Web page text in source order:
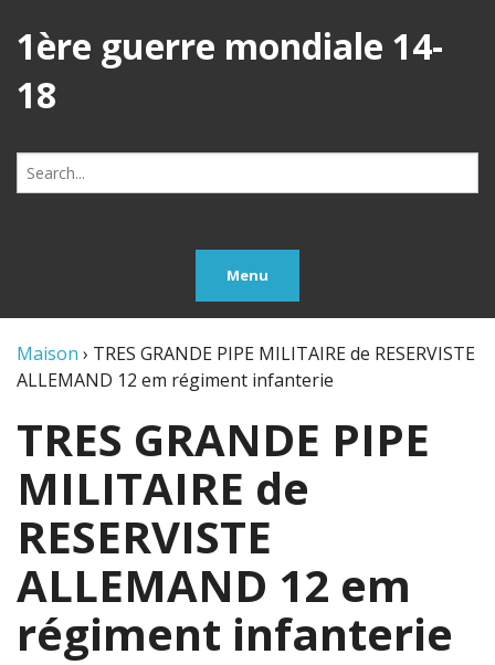
1ère guerre mondiale 14-
18
Search
for:
Menu
Maison › TRES GRANDE PIPE MILITAIRE de RESERVISTE
ALLEMAND 12 em régiment infanterie
TRES GRANDE PIPE
MILITAIRE de
RESERVISTE
ALLEMAND 12 em
régiment infanterie